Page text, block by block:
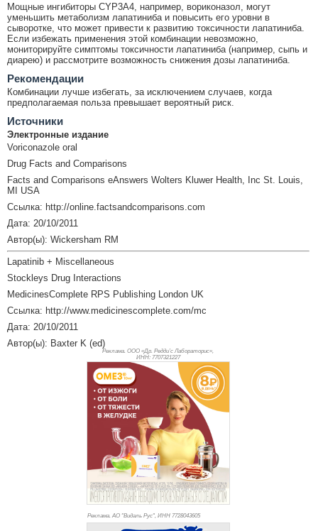
Мощные ингибиторы CYP3A4, например, вориконазол, могут
уменьшить метаболизм лапатиниба и повысить его уровни в
сыворотке, что может привести к развитию токсичности лапатиниба.
Если избежать применения этой комбинации невозможно,
мониторируйте симптомы токсичности лапатиниба (например, сыпь и
диарею) и рассмотрите возможность снижения дозы лапатиниба.
Рекомендации
Комбинации лучше избегать, за исключением случаев, когда
предполагаемая польза превышает вероятный риск.
Источники
Электронные издание
Voriconazole oral
Drug Facts and Comparisons
Facts and Comparisons eAnswers Wolters Kluwer Health, Inc St. Louis,
MI USA
Ссылка: http://online.factsandcomparisons.com
Дата: 20/10/2011
Автор(ы): Wickersham RM
Lapatinib + Miscellaneous
Stockleys Drug Interactions
MedicinesComplete RPS Publishing London UK
Ссылка: http://www.medicinescomplete.com/mc
Дата: 20/10/2011
Автор(ы): Baxter K (ed)
Реклама. ООО «Др. Редди’с Лабораторис»,
ИНН: 7707321227
Реклама. АО "Видаль Рус", ИНН 7728043605